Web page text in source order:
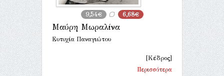
9,54€ 6,68€
Μαύρη Μωραλίνα
Ευτυχία Παναγιώτου
[Κέδρος]
Περισσότερα